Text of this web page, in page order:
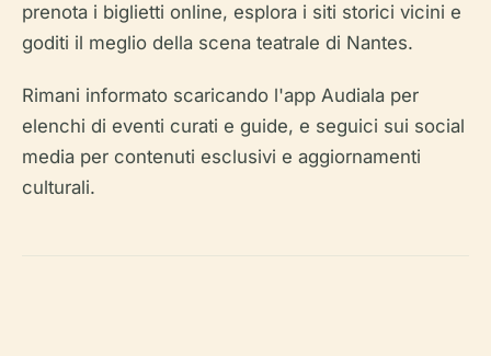
prenota i biglietti online, esplora i siti storici vicini e
goditi il meglio della scena teatrale di Nantes.
Rimani informato scaricando l'app Audiala per
elenchi di eventi curati e guide, e seguici sui social
media per contenuti esclusivi e aggiornamenti
culturali.